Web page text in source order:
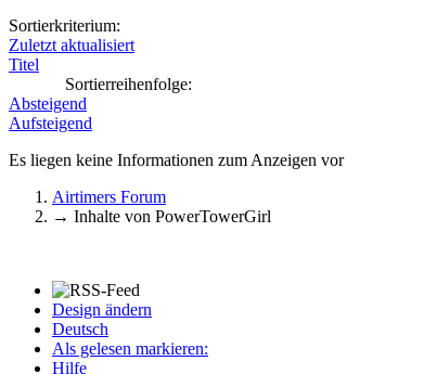
Sortierkriterium:
Zuletzt aktualisiert
Titel
Sortierreihenfolge:
Absteigend
Aufsteigend
Es liegen keine Informationen zum Anzeigen vor
Airtimers Forum
→ Inhalte von PowerTowerGirl
Design ändern
Deutsch
Als gelesen markieren:
Hilfe